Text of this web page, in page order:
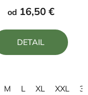
produktu
je
5,0
z
od 16,50 €
DETAIL
M L XL XXL